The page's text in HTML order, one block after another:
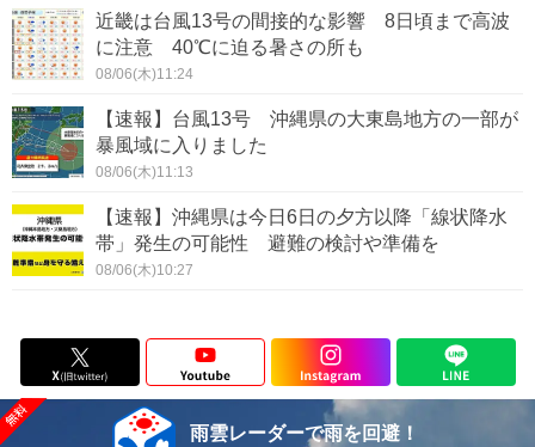
近畿は台風13号の間接的な影響 8日頃まで高波
に注意 40℃に迫る暑さの所も
08/06(木)11:24
【速報】台風13号 沖縄県の大東島地方の一部が
暴風域に入りました
08/06(木)11:13
【速報】沖縄県は今日6日の夕方以降「線状降水
帯」発生の可能性 避難の検討や準備を
08/06(木)10:27
雨雲レーダーで雨を回避！